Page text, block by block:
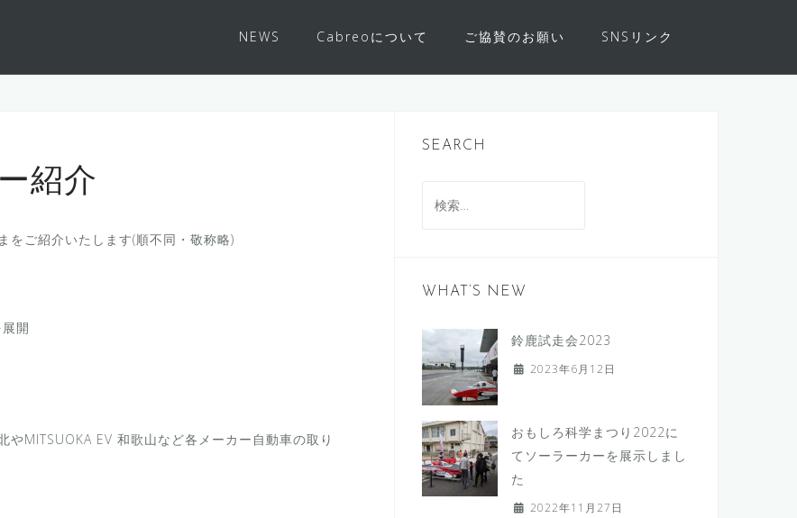
NEWS Cabreoについて ご協賛のお願い SNSリンク
紹介
ご紹介いたします(順不同・敬称略)
開
MITSUOKA EV 和歌山など各メーカー自動車の取り
SEARCH
索:
WHAT’S NEW
鈴鹿試走会2023
2023年6月12日
おもしろ科学まつり2022に
てソーラーカーを展示しまし
た
2022年11月27日